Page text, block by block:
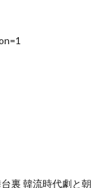
裏 韓流時代劇と朝